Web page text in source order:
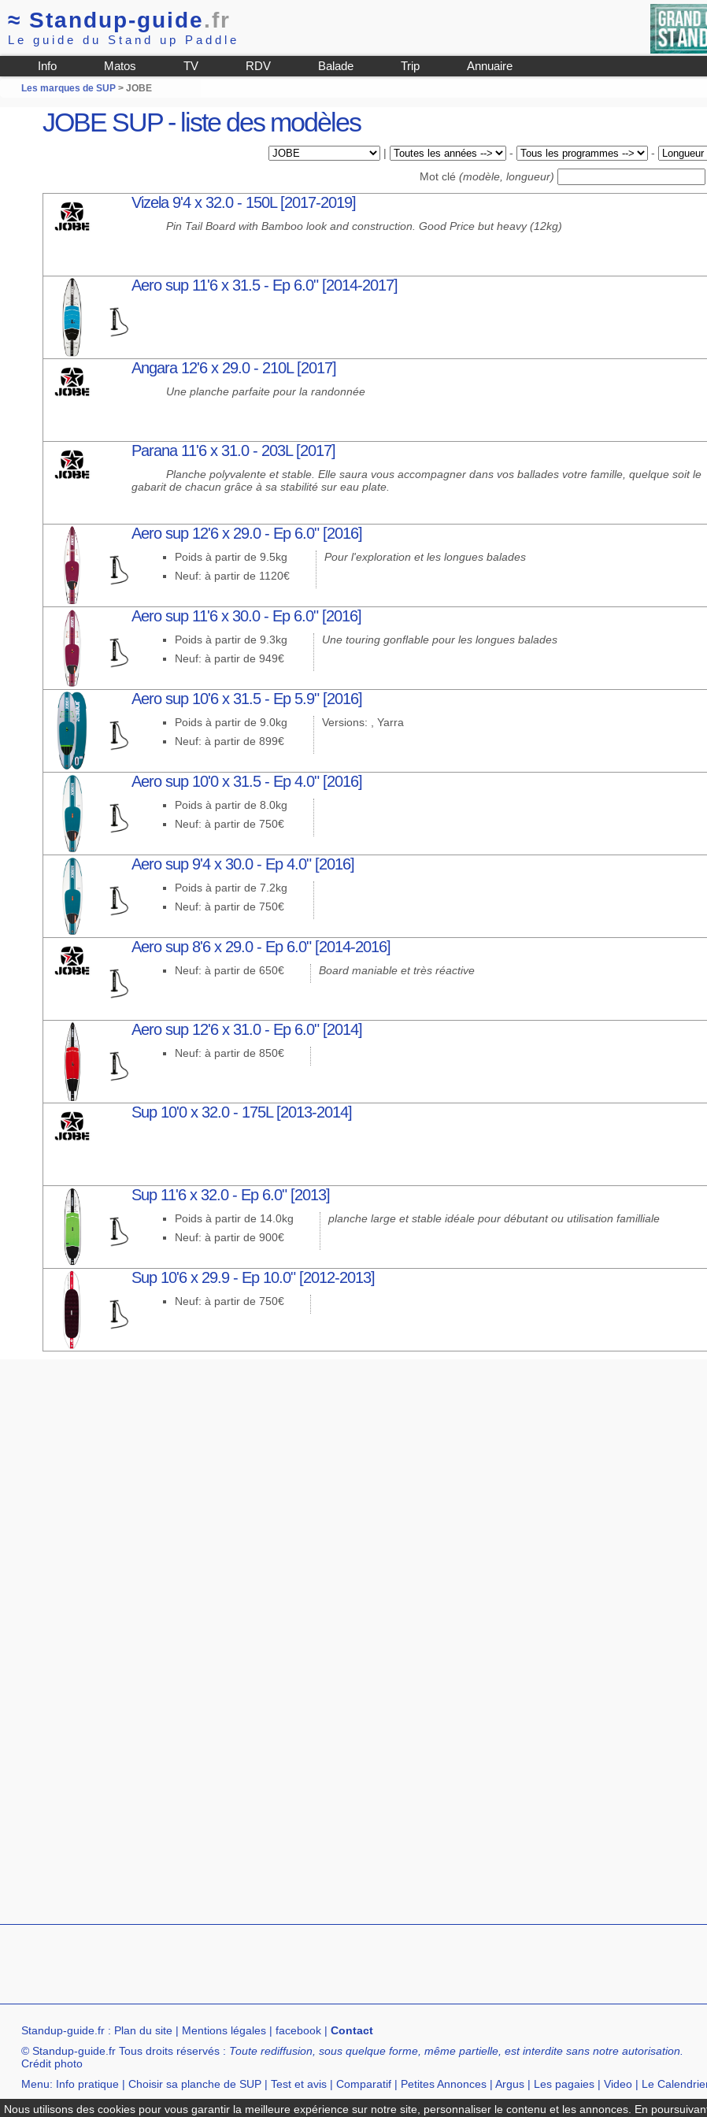
≈ Standup-guide.fr
Le guide du Stand up Paddle
Info Matos TV RDV Balade Trip Annuaire
Les marques de SUP> JOBE
JOBE SUP - liste des modèles
| -
-
Mot clé(modèle, longueur)
Vizela 9'4 x 32.0 - 150L [2017-2019]
Pin Tail Board with Bamboo look and construction. Good Price but heavy (12kg)
Aero sup 11'6 x 31.5 - Ep 6.0" [2014-2017]
Angara 12'6 x 29.0 - 210L [2017]
Une planche parfaite pour la randonnée
Parana 11'6 x 31.0 - 203L [2017]
Planche polyvalente et stable. Elle saura vous accompagner dans vos ballades votre famille, quelque soit le
gabarit de chacun grâce à sa stabilité sur eau plate.
Aero sup 12'6 x 29.0 - Ep 6.0" [2016]
Poids à partir de 9.5kg
Neuf: à partir de 1120€
Pour l'exploration et les longues balades
Aero sup 11'6 x 30.0 - Ep 6.0" [2016]
Poids à partir de 9.3kg
Neuf: à partir de 949€
Une touring gonflable pour les longues balades
Aero sup 10'6 x 31.5 - Ep 5.9" [2016]
Poids à partir de 9.0kg
Neuf: à partir de 899€
Versions: , Yarra
Aero sup 10'0 x 31.5 - Ep 4.0" [2016]
Poids à partir de 8.0kg
Neuf: à partir de 750€
Aero sup 9'4 x 30.0 - Ep 4.0" [2016]
Poids à partir de 7.2kg
Neuf: à partir de 750€
Aero sup 8'6 x 29.0 - Ep 6.0" [2014-2016]
Neuf: à partir de 650€ Board maniable et très réactive
Aero sup 12'6 x 31.0 - Ep 6.0" [2014]
Neuf: à partir de 850€
Sup 10'0 x 32.0 - 175L [2013-2014]
Sup 11'6 x 32.0 - Ep 6.0" [2013]
Poids à partir de 14.0kg
Neuf: à partir de 900€
planche large et stable idéale pour débutant ou utilisation familliale
Sup 10'6 x 29.9 - Ep 10.0" [2012-2013]
Neuf: à partir de 750€
Standup-guide.fr: Plan du site| Mentions légales| facebook| Contact
© Standup-guide.fr Tous droits réservés : Toute rediffusion, sous quelque forme, même partielle, est interdite sans notre autorisation.
Crédit photo
Menu: Info pratique| Choisir sa planche de SUP| Test et avis| Comparatif| Petites Annonces| Argus| Les pagaies| Video| Le
Annuaire : SurfShop et Magasins pour acheter un SUP |Points Location de SUP |Ecole de SUP
Nous utilisons des cookies pour vous garantir la meilleure expérience sur notre site, personnaliser le contenu et les annonces. En